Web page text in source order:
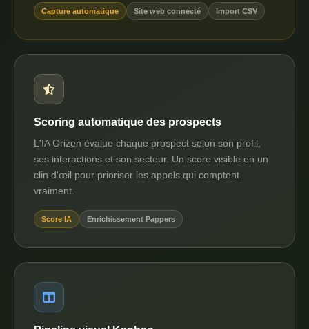
Capture automatique Site web connecté Import CSV
Scoring automatique des prospects
L'IA Orizen évalue chaque prospect selon son profil,
ses interactions et son secteur. Un score visible en un
clin d'œil pour prioriser les appels qui comptent
vraiment.
Score IA Enrichissement Pappers